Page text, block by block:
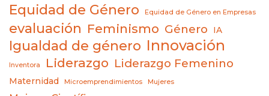
Equidad de Género Equidad de Género en Empresas
evaluación Feminismo Género IA
Igualdad de género Innovación
Inventora Liderazgo Liderazgo Femenino
Maternidad Microemprendimientos Mujeres